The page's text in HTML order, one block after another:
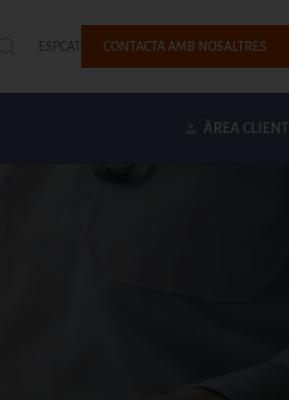
ESPCAT CONTACTA AMB NOSALTRES
ÀREA CLIENT